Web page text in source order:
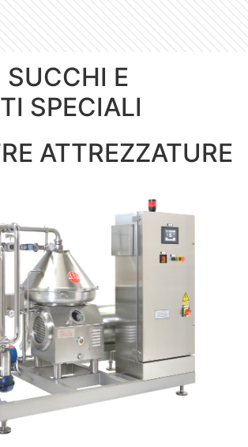
SUCCHI E
SPECIALI​​
ATTREZZATURE​